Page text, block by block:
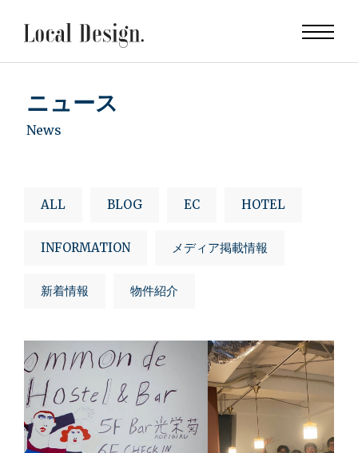
ニュース
News
ALL BLOG EC HOTEL
INFORMATION メディア掲載情報
新着情報 物件紹介